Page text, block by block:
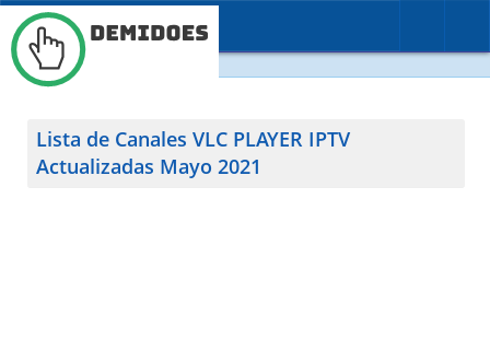
Lista de Canales VLC PLAYER IPTV
Actualizadas Mayo 2021